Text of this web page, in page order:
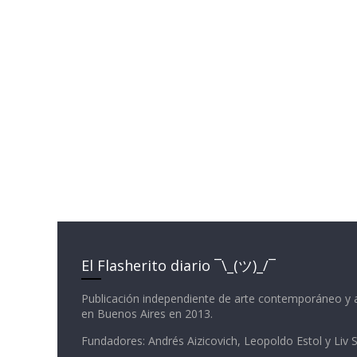
El Flasherito diario ¯\_(ツ)_/¯
Publicación independiente de arte contemporáneo y
en Buenos Aires en 2013.
Fundadores: Andrés Aizicovich, Leopoldo Estol y Liv